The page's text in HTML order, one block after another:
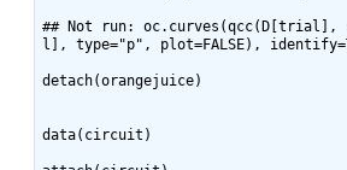
## Not run: oc.curves(qcc(D[trial],
l], type="p", plot=FALSE),
detach(orangejuice)
data(circuit)